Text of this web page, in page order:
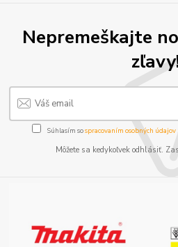
Nepremeškajte
Súhlasím sospracovaním osobných údajov
Môžete sa kedykoľvek odhlásiť.